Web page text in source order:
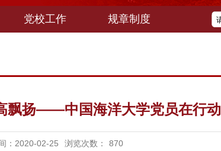
党校工作 规章制度
飘扬——中国海洋大学党员在行动
：2020-02-25 浏览次数： 870